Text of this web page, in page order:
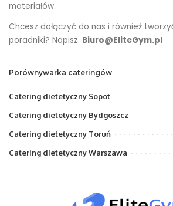
materiałów.
Chcesz dołączyć do nas i również
poradniki? Napisz. Biuro@EliteGym.pl
Porównywarka cateringów
Catering dietetyczny Sopot
Catering dietetyczny Bydgoszcz
Catering dietetyczny Toruń
Catering dietetyczny Warszawa